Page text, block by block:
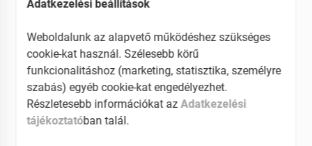
Adatkezelési beállítások
Weboldalunk az alapvető működéshez szükséges
cookie-kat használ. Szélesebb körű
funkcionalitáshoz (marketing, statisztika, személyre
szabás) egyéb cookie-kat engedélyezhet.
Részletesebb információkat az Adatkezelési
tájékoztatóban talál.